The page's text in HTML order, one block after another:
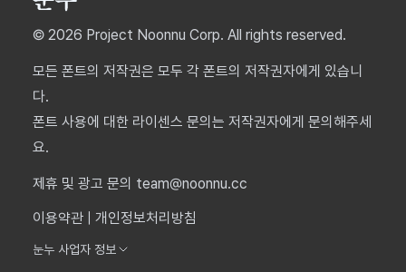
© 2026 Project Noonnu Corp. All rights reserved.
모든 폰트의 저작권은 모두 각 폰트의 저작권자에게 있습니
다.
폰트 사용에 대한 라이센스 문의는 저작권자에게 문의해주세
요.
제휴 및 광고 문의 team@noonnu.cc
이용약관
개인정보처리방침
눈누 사업자 정보